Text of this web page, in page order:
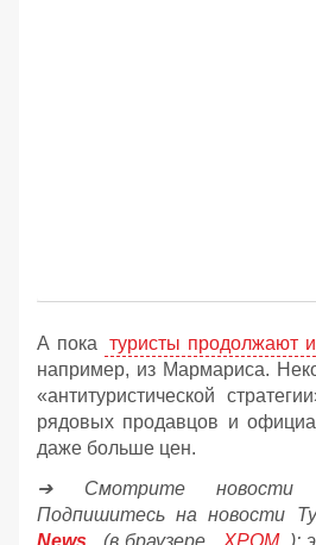
А пока туристы продолжают
например, из Мармариса.
«антитуристической
рядовых продавцов и
даже больше цен.
➔ Смотрите новости
Подпишитесь на новости
News
(в браузере ХРОМ ):